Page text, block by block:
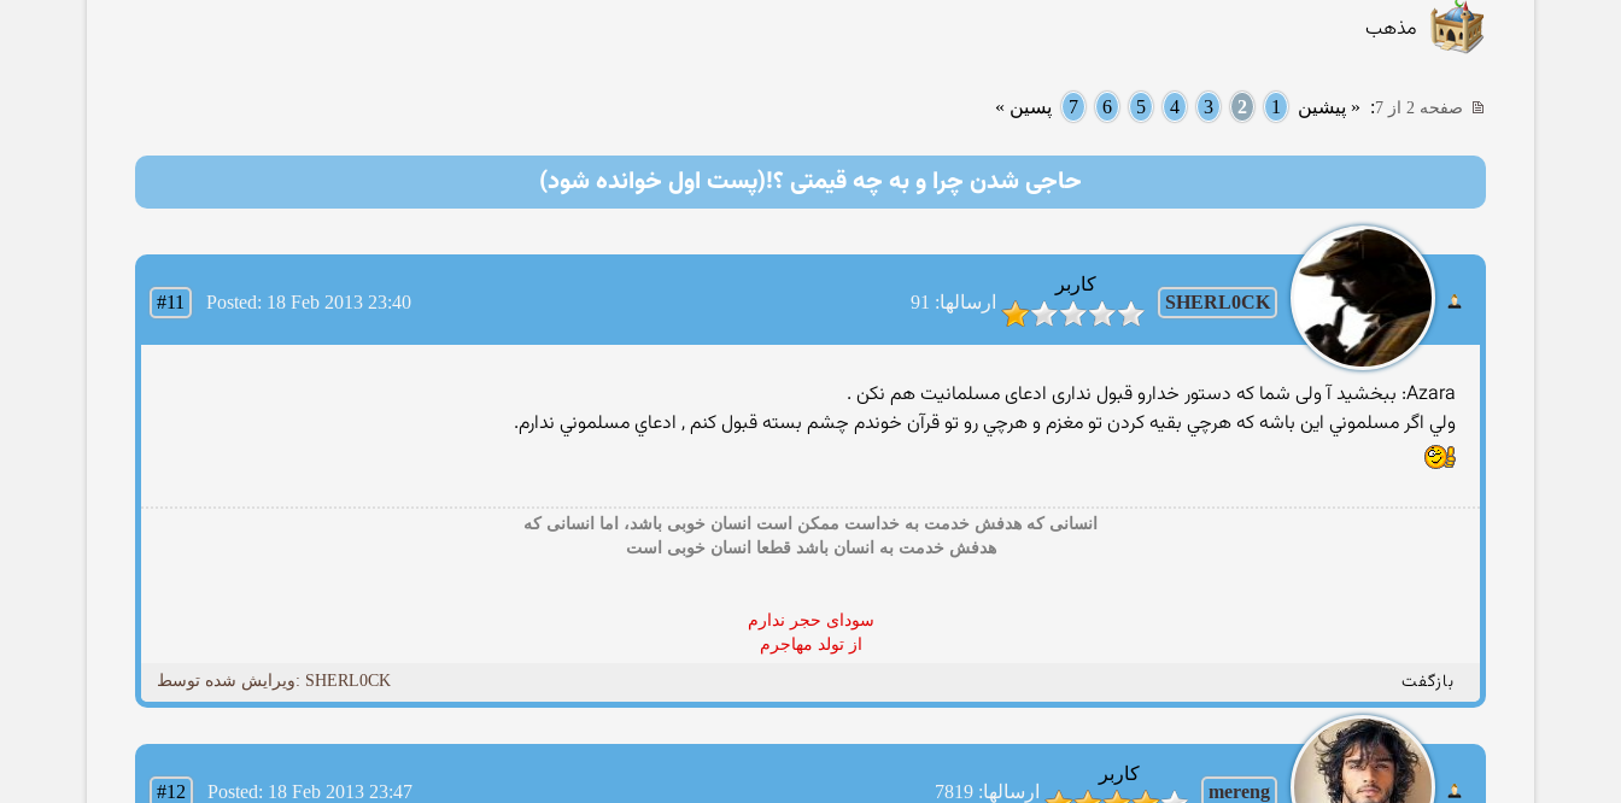
مذهب
صفحه 2 از 7 : « پیشین 1
2
3
4
5
6
7 پسین »
حاجی شدن چرا و به چه قیمتی ؟!(پست اول خوانده شود)
SHERL0CK
کاربر
ارسالها: 91
#11 Posted: 18 Feb 2013 23:40
Azara: ببخشید آ ولی شما که دستور خدارو قبول نداری ادعای مسلمانیت هم نکن .
ولي اگر مسلموني اين باشه كه هرچي بقيه كردن تو مغزم و هرچي رو تو قرآن خوندم چشم بسته قبول كنم ‏, ادعاي مسلموني ندارم.
ﺍﻧﺴﺎﻧﯽ ﮐﻪ ﻫﺪﻓﺶ ﺧﺪﻣﺖ ﺑﻪ ﺧﺪﺍﺳﺖ ﻣﻤﮑﻦ ﺍﺳﺖ ﺍﻧﺴﺎﻥ ﺧﻮﺑﯽ ﺑﺎﺷﺪ، ﺍﻣﺎ ﺍﻧﺴﺎﻧﯽ ﮐﻪ
ﻫﺪﻓﺶ ﺧﺪﻣﺖ ﺑﻪ ﺍﻧﺴﺎﻥ ﺑﺎﺷﺪ ﻗﻄﻌﺎ ﺍﻧﺴﺎﻥ ﺧﻮﺑﯽ ﺍﺳﺖ
سودای حجر ندارم
از تولد مهاجرم
بازگفت ویرایش شده توسط: SHERL0CK
mereng
کاربر
ارسالها: 7819
#12 Posted: 18 Feb 2013 23:47